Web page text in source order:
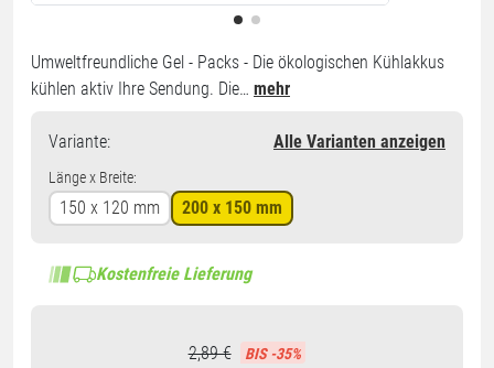
Umweltfreundliche Gel - Packs - Die ökologischen Kühlakkus
kühlen aktiv Ihre Sendung. Die… mehr
Variante: Alle Varianten anzeigen
Länge x Breite:
150 x 120 mm 200 x 150 mm
Kostenfreie Lieferung
2,89 € BIS -35%